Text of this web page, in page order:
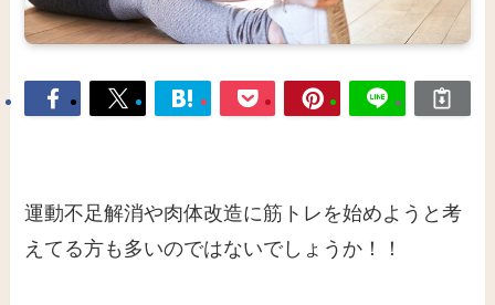
運動不足解消や肉体改造に筋トレを始めようと考
えてる方も多いのではないでしょうか！！